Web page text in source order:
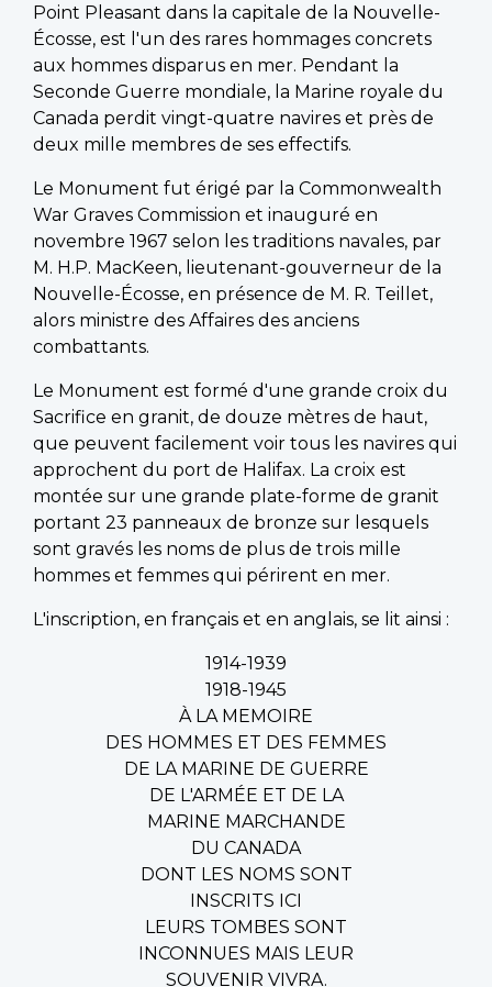
Point Pleasant dans la capitale de la Nouvelle-
Écosse, est l'un des rares hommages concrets
aux hommes disparus en mer. Pendant la
Seconde Guerre mondiale, la Marine royale du
Canada perdit vingt-quatre navires et près de
deux mille membres de ses effectifs.
Le Monument fut érigé par la Commonwealth
War Graves Commission et inauguré en
novembre 1967 selon les traditions navales, par
M. H.P. MacKeen, lieutenant-gouverneur de la
Nouvelle-Écosse, en présence de M. R. Teillet,
alors ministre des Affaires des anciens
combattants.
Le Monument est formé d'une grande croix du
Sacrifice en granit, de douze mètres de haut,
que peuvent facilement voir tous les navires qui
approchent du port de Halifax. La croix est
montée sur une grande plate-forme de granit
portant 23 panneaux de bronze sur lesquels
sont gravés les noms de plus de trois mille
hommes et femmes qui périrent en mer.
L'inscription, en français et en anglais, se lit ainsi :
1914-1939
1918-1945
À LA MEMOIRE
DES HOMMES ET DES FEMMES
DE LA MARINE DE GUERRE
DE L'ARMÉE ET DE LA
MARINE MARCHANDE
DU CANADA
DONT LES NOMS SONT
INSCRITS ICI
LEURS TOMBES SONT
INCONNUES MAIS LEUR
SOUVENIR VIVRA.